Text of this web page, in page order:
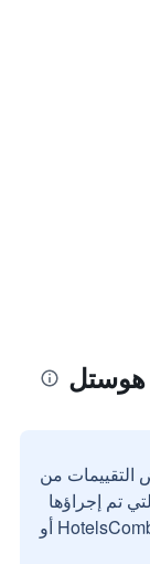
هوستل
من
تم إجراؤها
بواسطة مستخدمين حقيقيين مع HotelsCombined أو